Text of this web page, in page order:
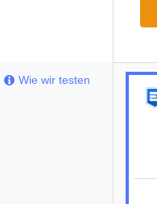
Wie wir testen